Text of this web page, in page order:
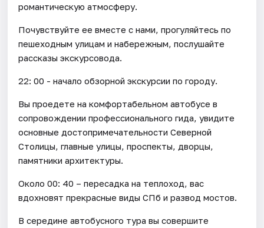
романтическую атмосферу.
Почувствуйте ее вместе с нами, прогуляйтесь по
пешеходным улицам и набережным, послушайте
рассказы экскурсовода.
22: 00 - начало обзорной экскурсии по городу.
Вы проедете на комфортабельном автобусе в
сопровождении профессионального гида, увидите
основные достопримечательности Северной
Столицы, главные улицы, проспекты, дворцы,
памятники архитектуры.
Около 00: 40 – пересадка на теплоход, вас
вдохновят прекрасные виды СПб и развод мостов.
В середине автобусного тура вы совершите